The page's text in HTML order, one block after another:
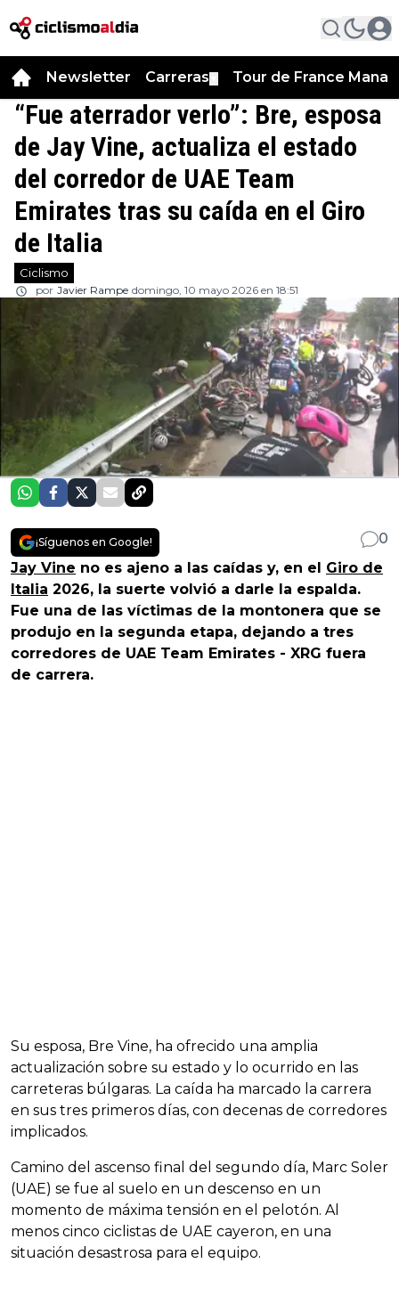
Newsletter Carreras Tour de France
“Fue aterrador verlo”: Bre, esposa
de Jay Vine, actualiza el estado
del corredor de UAE Team
Emirates tras su caída en el Giro
de Italia
Ciclismo
por Javier Rampe domingo, 10 mayo 2026 en 18:51
¡Síguenos en Google!
0
Jay Vine no es ajeno a las caídas y, en el Giro de
Italia 2026, la suerte volvió a darle la espalda.
Fue una de las víctimas de la montonera que se
produjo en la segunda etapa, dejando a tres
corredores de UAE Team Emirates - XRG fuera
de carrera.
Su esposa, Bre Vine, ha ofrecido una amplia
actualización sobre su estado y lo ocurrido en las
carreteras búlgaras. La caída ha marcado la carrera
en sus tres primeros días, con decenas de corredores
implicados.
Camino del ascenso final del segundo día, Marc Soler
(UAE) se fue al suelo en un descenso en un
momento de máxima tensión en el pelotón. Al
menos cinco ciclistas de UAE cayeron, en una
situación desastrosa para el equipo.